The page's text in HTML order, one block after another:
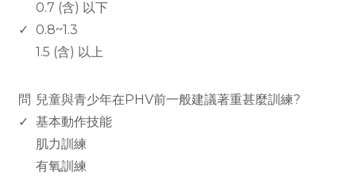
0.7 (含) 以下
✓
0.8~1.3
1.5 (含) 以上
問 兒童與青少年在PHV前一般建議著重甚麼訓練?
✓ 基本動作技能
肌力訓練
有氧訓練